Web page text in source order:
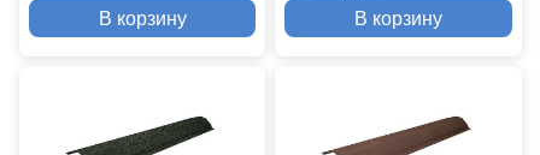
В корзину В корзину